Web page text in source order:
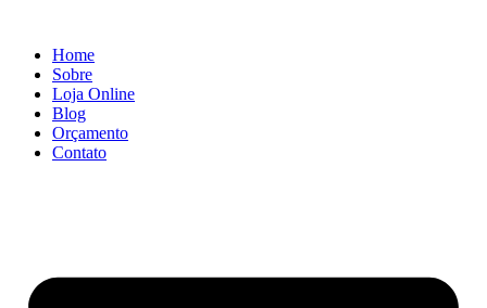
conteúdo
Home
Sobre
Loja Online
Blog
Orçamento
Contato